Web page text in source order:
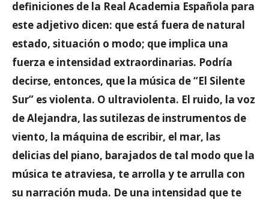
definiciones de la Real Academia Española para
este adjetivo dicen: que está fuera de natural
estado, situación o modo; que implica una
fuerza e intensidad extraordinarias. Podría
decirse, entonces, que la música de “El Silente
Sur” es violenta. O ultraviolenta. El ruido, la voz
de Alejandra, las sutilezas de instrumentos de
viento, la máquina de escribir, el mar, las
delicias del piano, barajados de tal modo que la
música te atraviesa, te arrolla y te arrulla con
su narración muda. De una intensidad que te